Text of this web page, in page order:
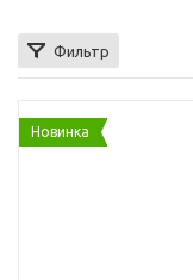
Фильтр
Новинка